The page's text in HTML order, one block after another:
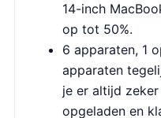
14-inch
op tot 50%.
6 apparaten, 1
apparaten
je er altijd
opgeladen en